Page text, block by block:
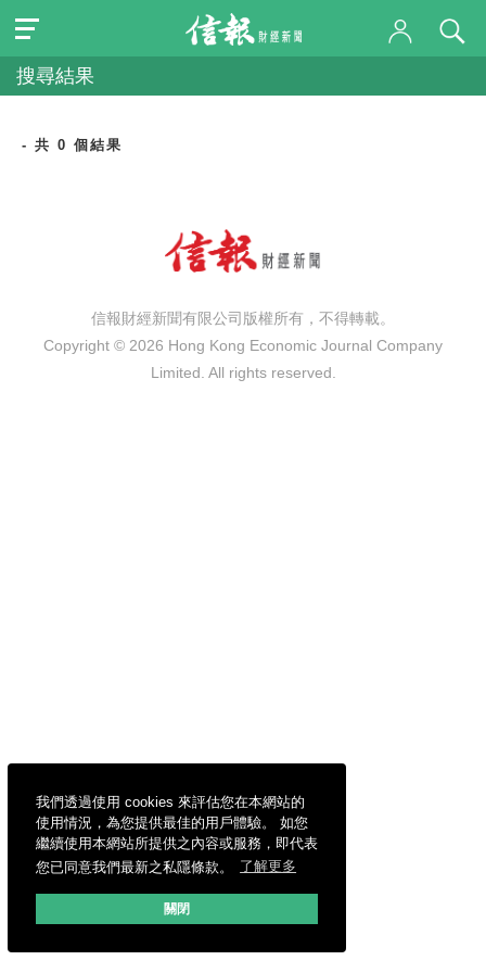
我們透過使用 cookies 來評估您在本網站的
使用情況，為您提供最佳的用戶體驗。 如您
繼續使用本網站所提供之內容或服務，即代表
您已同意我們最新之私隱條款。
了解更多
關閉
搜尋結果
- 共 0 個結果
信報財經新聞有限公司版權所有，不得轉載。
Copyright © 2026 Hong Kong Economic Journal Company
Limited. All rights reserved.